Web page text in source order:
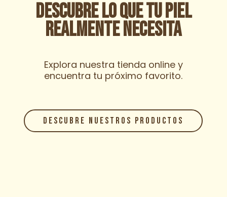
Descubre lo que tu piel
realmente necesita
Explora nuestra tienda online y
encuentra tu próximo favorito.
DESCUBRE NUESTROS PRODUCTOS